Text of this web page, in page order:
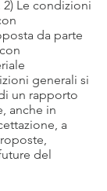
Le condizioni
da parte
generali si
un rapporto
anche in
a
del